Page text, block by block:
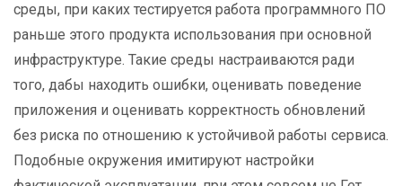
среды, при каких тестируется работа программного ПО
раньше этого продукта использования при основной
инфраструктуре. Такие среды настраиваются ради
того, дабы находить ошибки, оценивать поведение
приложения и оценивать корректность обновлений
без риска по отношению к устойчивой работы сервиса.
Подобные окружения имитируют настройки